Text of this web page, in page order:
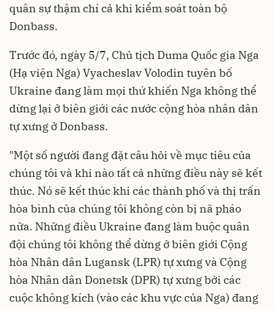
quân sự thậm chí cả khi kiểm soát toàn bộ
Donbass.
Trước đó, ngày 5/7, Chủ tịch Duma Quốc gia Nga
(Hạ viện Nga) Vyacheslav Volodin tuyên bố
Ukraine đang làm mọi thứ khiến Nga không thể
dừng lại ở biên giới các nước cộng hòa nhân dân
tự xưng ở Donbass.
"Một số người đang đặt câu hỏi về mục tiêu của
chúng tôi và khi nào tất cả những điều này sẽ kết
thúc. Nó sẽ kết thúc khi các thành phố và thị trấn
hòa bình của chúng tôi không còn bị nã pháo
nữa. Những điều Ukraine đang làm buộc quân
đội chúng tôi không thể dừng ở biên giới Cộng
hòa Nhân dân Lugansk (LPR) tự xưng và Cộng
hòa Nhân dân Donetsk (DPR) tự xưng bởi các
cuộc không kích (vào các khu vực của Nga) đang